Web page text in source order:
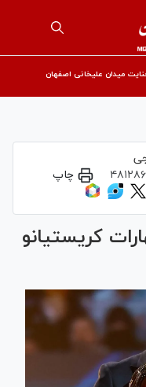
میدان علیخانی اصفهان
چاپ
کریستیانو